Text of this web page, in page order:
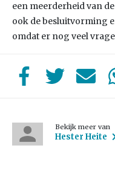
een meerderheid van
ook de besluitvorming
omdat er nog veel
Bekijk meer van
Hester Heite